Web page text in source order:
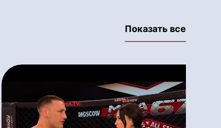
Показать все